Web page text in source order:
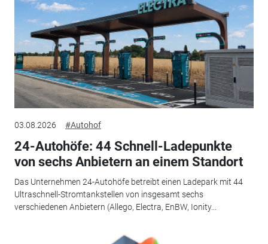
03.08.2026 #Autohof
24-Autohöfe: 44 Schnell-Ladepunkte
von sechs Anbietern an einem Standort
Das Unternehmen 24-Autohöfe betreibt einen Ladepark mit 44
Ultraschnell-Stromtankstellen von insgesamt sechs
verschiedenen Anbietern (Allego, Electra, EnBW, Ionity...